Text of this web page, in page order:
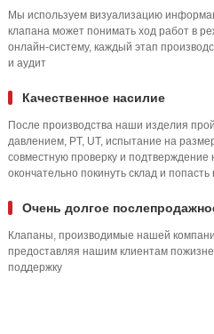
Мы используем визуализацию
клапана может понимать ход работ в
онлайн-систему, каждый этап
и аудит
Качественное насилие
После производства наши изделия
давлением, PT, UT, испытание на
совместную проверку и подтверждение
окончательно покинуть склад и
Очень долгое
Клапаны, производимые нашей
предоставляя нашим клиентам
поддержку